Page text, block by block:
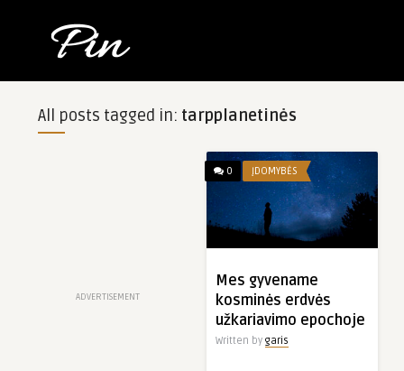
All posts tagged in: tarpplanetinės
ADVERTISEMENT
0 ĮDOMYBĖS
Mes gyvename
kosminės erdvės
užkariavimo epochoje
Written by garis